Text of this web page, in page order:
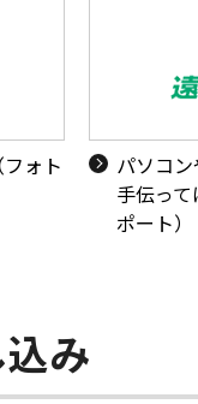
ォト
パソコ
手伝っ
ポート）
み